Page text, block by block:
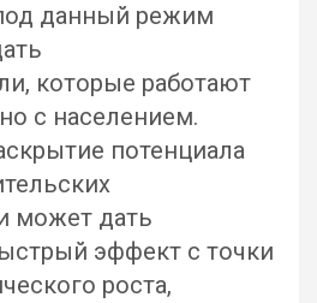
данный режим
которые работают
с населением.
потенциала
может дать
эффект с точки
роста,